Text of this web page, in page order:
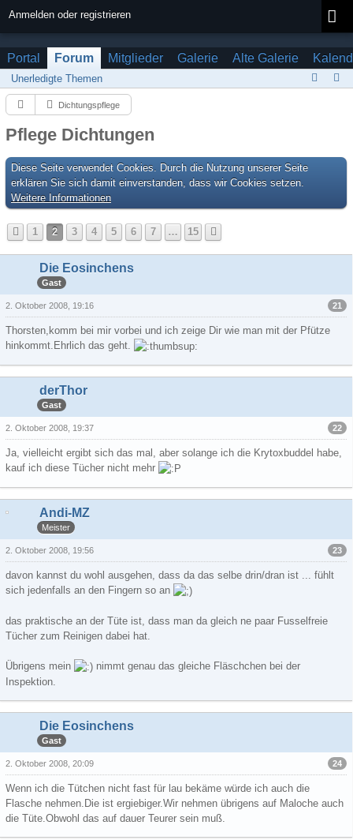
Anmelden oder registrieren
Portal Forum Mitglieder Galerie Alte Galerie
Unerledigte Themen
Dichtungspflege
Pflege Dichtungen
Diese Seite verwendet Cookies. Durch die Nutzung unserer Seite
erklären Sie sich damit einverstanden, dass wir Cookies setzen.
Weitere Informationen
1 2 3 4 5 6 7 … 15
Die Eosinchens
Gast
21
2. Oktober 2008, 19:16
Thorsten,komm bei mir vorbei und ich zeige Dir wie man mit der Pfütze
hinkommt.Ehrlich das geht.
derThor
Gast
22
2. Oktober 2008, 19:37
Ja, vielleicht ergibt sich das mal, aber solange ich die Krytoxbuddel habe,
kauf ich diese Tücher nicht mehr
Andi-MZ
Meister
23
2. Oktober 2008, 19:56
davon kannst du wohl ausgehen, dass da das selbe drin/dran ist ... fühlt
sich jedenfalls an den Fingern so an
das praktische an der Tüte ist, dass man da gleich ne paar Fusselfreie
Tücher zum Reinigen dabei hat.
Übrigens mein
nimmt genau das gleiche Fläschchen bei der
Inspektion.
Die Eosinchens
Gast
24
2. Oktober 2008, 20:09
Wenn ich die Tütchen nicht fast für lau bekäme würde ich auch die
Flasche nehmen.Die ist ergiebiger.Wir nehmen übrigens auf Maloche auch
die Tüte.Obwohl das auf dauer Teurer sein muß.